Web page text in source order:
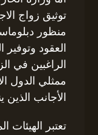
توثيق زواج
منظور
العقود وتوفير
الراغبين في
ممثلي الدول
الأجانب الذين
تعتبر الهيئات